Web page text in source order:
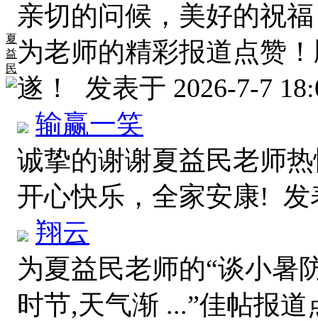
夏
益
民
亲切的问候，美好的祝
为老师的精彩报道点赞
遂！ 发表于 2026-7-7
输赢一笑
诚挚的谢谢夏益民老师
开心快乐，全家安康! 发
翔云
为夏益民老师的“谈小暑
时节,天气渐 ...”佳帖报